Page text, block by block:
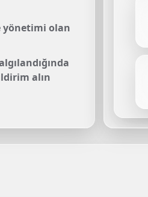
yönetimi olan
alın